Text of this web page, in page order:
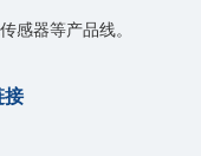
感器等产品线。
接